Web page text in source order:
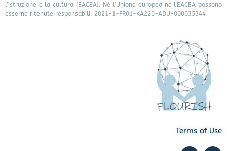
l’istruzione e la cultura (EACEA). Né l’Unione europea né l’EACEA possono
esserne ritenute responsabili. 2021-1-FR01-KA220-ADU-000035344
Terms of Use